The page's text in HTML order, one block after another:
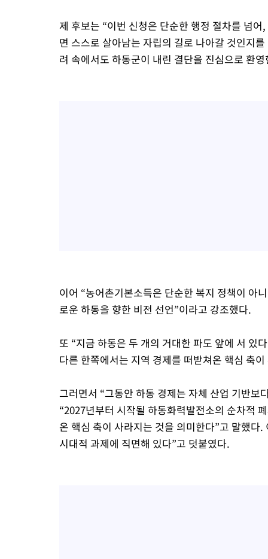
제 후보는 “이번 신청은 단순한 행정 절차를 넘
면 스스로 살아남는 자립의 길로 나아갈 것인지
려 속에서도 하동군이 내린 결단을 진심으로 환
이어 “농어촌기본소득은 단순한 복지 정책이 아
로운 하동을 향한 비전 선언”이라고 강조했다.
또 “지금 하동은 두 개의 거대한 파도 앞에 서 있
다른 한쪽에서는 지역 경제를 떠받쳐온 핵심 축
그러면서 “그동안 하동 경제는 자체 산업 기반보
“2027년부터 시작될 하동화력발전소의 순차적
온 핵심 축이 사라지는 것을 의미한다”고 말했다
시대적 과제에 직면해 있다”고 덧붙였다.